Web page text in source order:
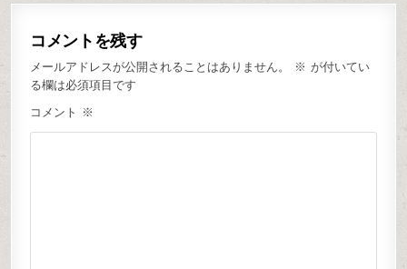
コメントを残す
メールアドレスが公開されることはありません。 ※ が付いてい
る欄は必須項目です
コメント ※